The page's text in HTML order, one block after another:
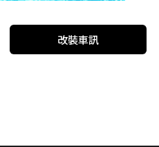
改裝車訊